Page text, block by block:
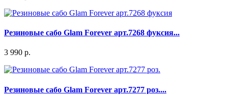
Резиновые сабо Glam Forever арт.7268 фуксия...
3 990 р.
Резиновые сабо Glam Forever арт.7277 роз....